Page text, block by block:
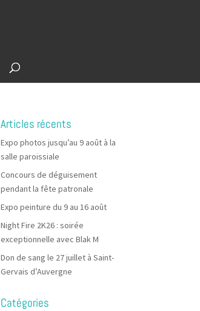
Articles récents
Expo photos jusqu’au 9 août à la
salle paroissiale
Concours de déguisement
pendant la fête patronale
Expo peinture du 9 au 16 août
Night Fire 2K26 : soirée
exceptionnelle avec Blak M
Don de sang le 27 juillet à Saint-
Gervais d’Auvergne
Catégories